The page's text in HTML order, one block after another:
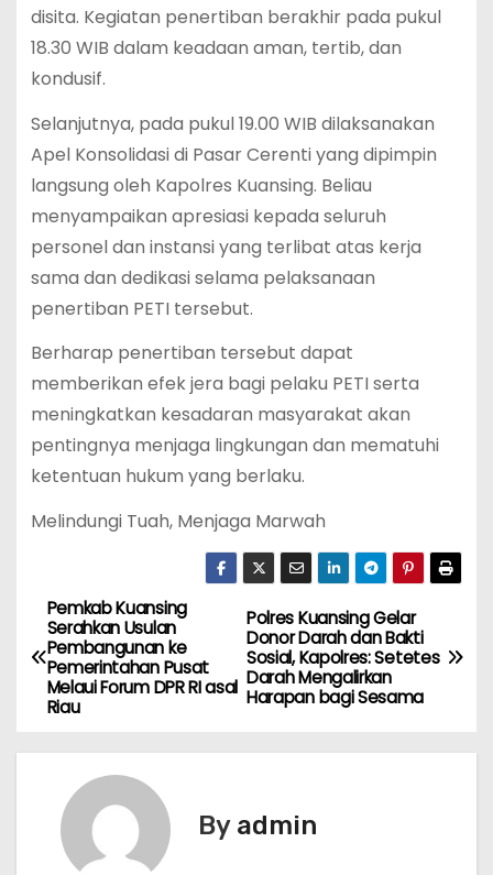
disita. Kegiatan penertiban berakhir pada pukul
18.30 WIB dalam keadaan aman, tertib, dan
kondusif.
Selanjutnya, pada pukul 19.00 WIB dilaksanakan
Apel Konsolidasi di Pasar Cerenti yang dipimpin
langsung oleh Kapolres Kuansing. Beliau
menyampaikan apresiasi kepada seluruh
personel dan instansi yang terlibat atas kerja
sama dan dedikasi selama pelaksanaan
penertiban PETI tersebut.
Berharap penertiban tersebut dapat
memberikan efek jera bagi pelaku PETI serta
meningkatkan kesadaran masyarakat akan
pentingnya menjaga lingkungan dan mematuhi
ketentuan hukum yang berlaku.
Melindungi Tuah, Menjaga Marwah
P
o
s
t
Polres Kuansing Gelar
Donor Darah dan Bakti
Sosial, Kapolres: Setetes
Darah Mengalirkan
Harapan bagi Sesama
Pemkab Kuansing
Serahkan Usulan
Pembangunan ke
Pemerintahan Pusat
Melaui Forum DPR RI asal
Riau
By admin